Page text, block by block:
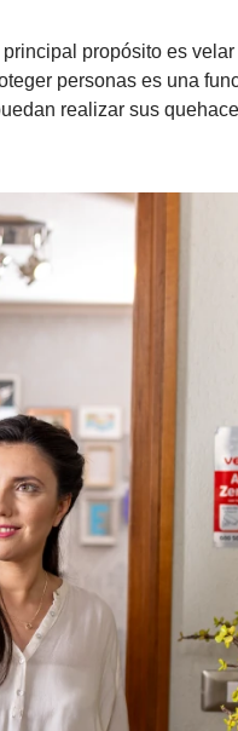
propósito es
personas es una
realizar sus